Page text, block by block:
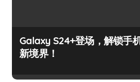
Galaxy S24+登场，解锁手
新境界！